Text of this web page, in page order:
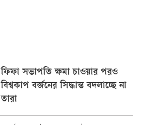
ফিফা সভাপতি ক্ষমা চাওয়ার পরও
বিশ্বকাপ বর্জনের সিদ্ধান্ত বদলাচ্ছে না
তারা